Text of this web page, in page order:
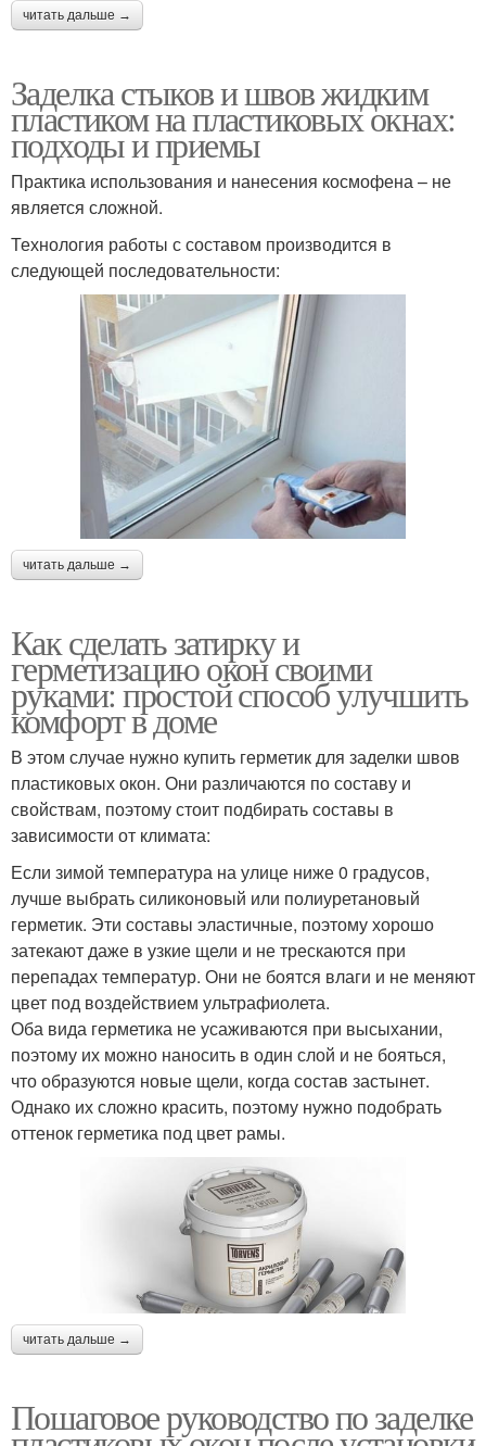
читать дальше →
Заделка стыков и швов жидким
пластиком на пластиковых окнах:
подходы и приемы
Практика использования и нанесения космофена – не
является сложной.
Технология работы с составом производится в
следующей последовательности:
читать дальше →
Как сделать затирку и
герметизацию окон своими
руками: простой способ улучшить
комфорт в доме
В этом случае нужно купить герметик для заделки швов
пластиковых окон. Они различаются по составу и
свойствам, поэтому стоит подбирать составы в
зависимости от климата:
Если зимой температура на улице ниже 0 градусов,
лучше выбрать силиконовый или полиуретановый
герметик. Эти составы эластичные, поэтому хорошо
затекают даже в узкие щели и не трескаются при
перепадах температур. Они не боятся влаги и не меняют
цвет под воздействием ультрафиолета.
Оба вида герметика не усаживаются при высыхании,
поэтому их можно наносить в один слой и не бояться,
что образуются новые щели, когда состав застынет.
Однако их сложно красить, поэтому нужно подобрать
оттенок герметика под цвет рамы.
читать дальше →
Пошаговое руководство по заделке